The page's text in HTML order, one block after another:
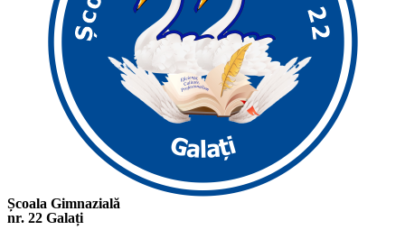
Școala Gimnazială
nr. 22 Galați